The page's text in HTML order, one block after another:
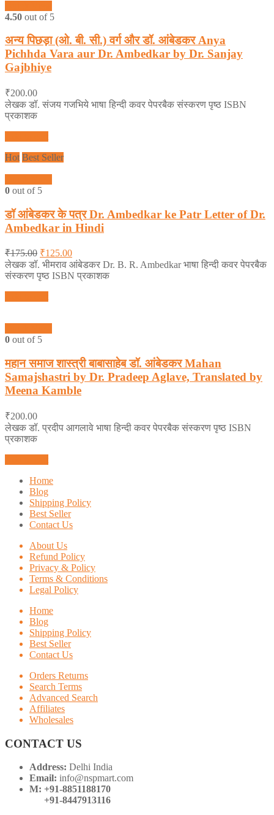
4.50 out of 5
अन्य पिछड़ा (ओ. बी. सी.) वर्ग और डॉ. आंबेडकर Anya
Pichhda Vara aur Dr. Ambedkar by Dr. Sanjay
Gajbhiye
₹200.00
लेखक डॉ. संजय गजभिये भाषा हिन्दी कवर पेपरबैक संस्करण पृष्ठ ISBN
प्रकाशक
Hot Best Seller
0 out of 5
डॉ आंबेडकर के पत्र Dr. Ambedkar ke Patr Letter of Dr.
Ambedkar in Hindi
₹175.00 ₹125.00
लेखक डॉ. भीमराव आंबेडकर Dr. B. R. Ambedkar भाषा हिन्दी कवर पेपरबैक
संस्करण पृष्ठ ISBN प्रकाशक
0 out of 5
महान समाज शास्त्री बाबासाहेब डॉ. आंबेडकर Mahan
Samajshastri by Dr. Pradeep Aglave, Translated by
Meena Kamble
₹200.00
लेखक डॉ. प्रदीप आगलावे भाषा हिन्दी कवर पेपरबैक संस्करण पृष्ठ ISBN
प्रकाशक
Home
Blog
Shipping Policy
Best Seller
Contact Us
About Us
Refund Policy
Privacy & Policy
Terms & Conditions
Legal Policy
Home
Blog
Shipping Policy
Best Seller
Contact Us
Orders Returns
Search Terms
Advanced Search
Affiliates
Wholesales
CONTACT US
Address: Delhi India
Email: info@nspmart.com
M: +91-8851188170
+91-8447913116